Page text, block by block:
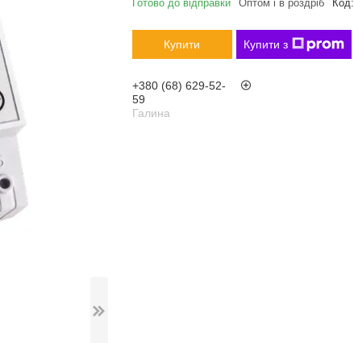
Готово до відправки Оптом і в роздріб Код:
Купити Купити з
+380 (68) 629-52-
59
Галина